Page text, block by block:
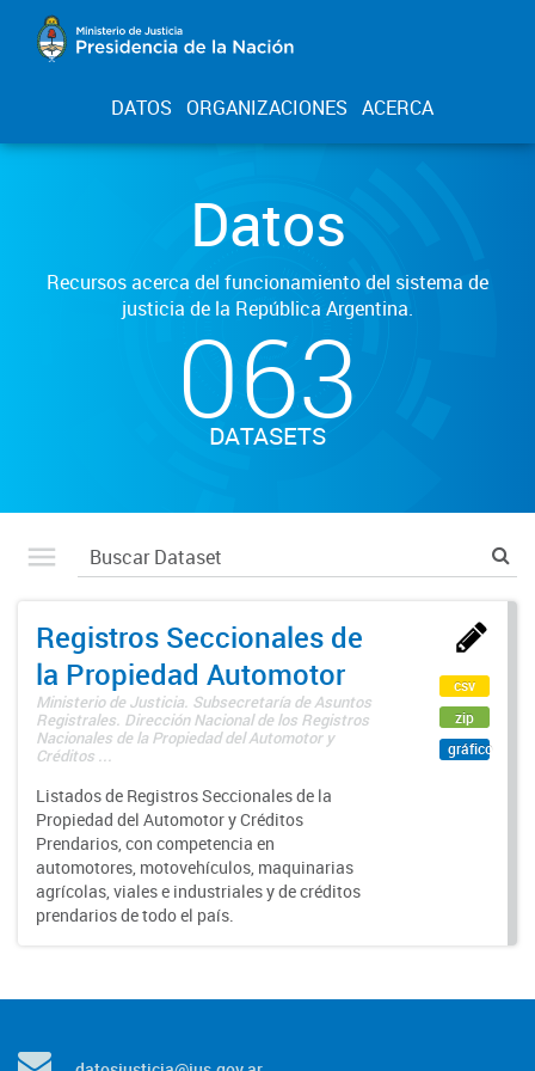
DATOS ORGANIZACIONES ACERCA
Datos
Recursos acerca del funcionamiento del sistema de
justicia de la República Argentina.
063
DATASETS
Registros Seccionales de
la Propiedad Automotor
Ministerio de Justicia. Subsecretaría de Asuntos
Registrales. Dirección Nacional de los Registros
Nacionales de la Propiedad del Automotor y
Créditos ...
Listados de Registros Seccionales de la
Propiedad del Automotor y Créditos
Prendarios, con competencia en
automotores, motovehículos, maquinarias
agrícolas, viales e industriales y de créditos
prendarios de todo el país.
csv
zip
gráfico